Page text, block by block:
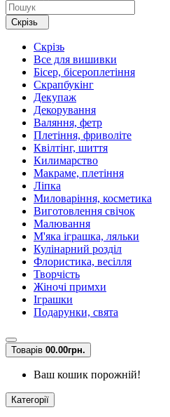
Скрізь
Скрізь
Все для вишивки
Бісер, бісероплетіння
Скрапбукінг
Декупаж
Декорування
Валяння, фетр
Плетіння, фриволіте
Квілтінг, шиття
Килимарство
Макраме, плетіння
Ліпка
Миловаріння, косметика
Виготовлення свічок
Малювання
М'яка іграшка, ляльки
Кулінарний розділ
Флористика, весілля
Творчість
Жіночі примхи
Іграшки
Подарунки, свята
Товарів 00.00грн.
Ваш кошик порожній!
Категорії